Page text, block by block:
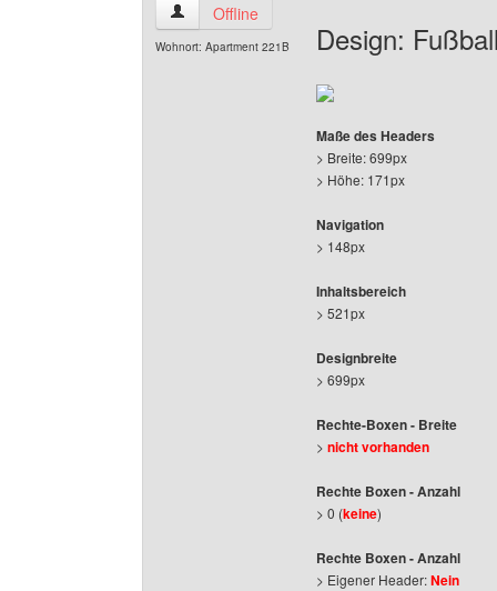
AsgarSerran Benutzer-Profile anzeigen
Offline
Wohnort: Apartment 221B Design:
Maße des Headers
> Breite: 699px
> Höhe: 171px
Navigation
> 148px
Inhaltsbereich
> 521px
Designbreite
> 699px
Rechte-Boxen - Breite
> nicht vorhanden
Rechte Boxen - Anzahl
> 0 (keine)
Rechte Boxen - Anzahl
> Eigener Header:Nein